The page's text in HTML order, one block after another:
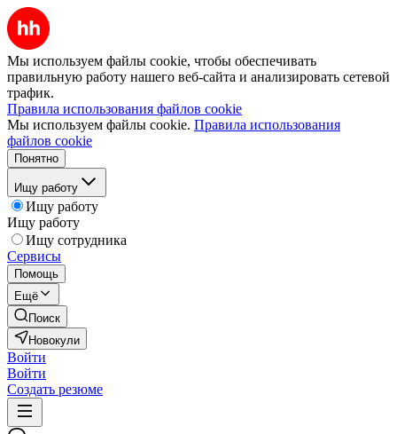
Мы используем файлы cookie, чтобы обеспечивать
правильную работу нашего веб-сайта и анализировать сетевой
трафик.
Правила использования файлов cookie
Мы используем файлы cookie. Правила использования
файлов cookie
Понятно
Ищу работу
Ищу работу
Ищу работу
Ищу сотрудника
Сервисы
Помощь
Ещё
Поиск
Новокули
Войти
Войти
Создать резюме